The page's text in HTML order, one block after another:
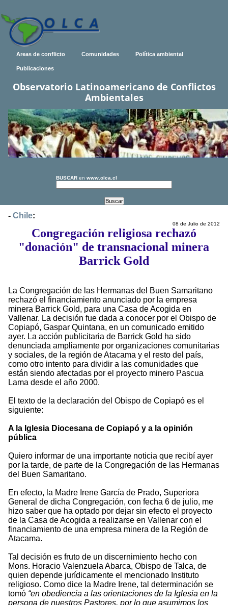
Areas de conflicto Comunidades Política ambiental
Publicaciones
Observatorio Latinoamericano de Conflictos
Ambientales
BUSCAR en www.olca.cl
- Chile:
08 de Julio de 2012
Congregación religiosa rechazó
"donación" de transnacional minera
Barrick Gold
La Congregación de las Hermanas del Buen Samaritano
rechazó el financiamiento anunciado por la empresa
minera Barrick Gold, para una Casa de Acogida en
Vallenar. La decisión fue dada a conocer por el Obispo de
Copiapó, Gaspar Quintana, en un comunicado emitido
ayer. La acción publicitaria de Barrick Gold ha sido
denunciada ampliamente por organizaciones comunitarias
y sociales, de la región de Atacama y el resto del país,
como otro intento para dividir a las comunidades que
están siendo afectadas por el proyecto minero Pascua
Lama desde el año 2000.
El texto de la declaración del Obispo de Copiapó es el
siguiente:
A la Iglesia Diocesana de Copiapó y a la opinión
pública
Quiero informar de una importante noticia que recibí ayer
por la tarde, de parte de la Congregación de las Hermanas
del Buen Samaritano.
En efecto, la Madre Irene García de Prado, Superiora
General de dicha Congregación, con fecha 6 de julio, me
hizo saber que ha optado por dejar sin efecto el proyecto
de la Casa de Acogida a realizarse en Vallenar con el
financiamiento de una empresa minera de la Región de
Atacama.
Tal decisión es fruto de un discernimiento hecho con
Mons. Horacio Valenzuela Abarca, Obispo de Talca, de
quien depende jurídicamente el mencionado Instituto
religioso. Como dice la Madre Irene, tal determinación se
tomó “en obediencia a las orientaciones de la Iglesia en la
persona de nuestros Pastores, por lo que asumimos los